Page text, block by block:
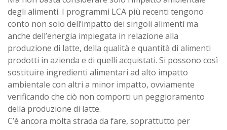
degli alimenti. I programmi LCA più recenti tengono
conto non solo dell’impatto dei singoli alimenti ma
anche dell’energia impiegata in relazione alla
produzione di latte, della qualità e quantità di alimenti
prodotti in azienda e di quelli acquistati. Si possono così
sostituire ingredienti alimentari ad alto impatto
ambientale con altri a minor impatto, ovviamente
verificando che ciò non comporti un peggioramento
della produzione di latte.
C’è ancora molta strada da fare, soprattutto per